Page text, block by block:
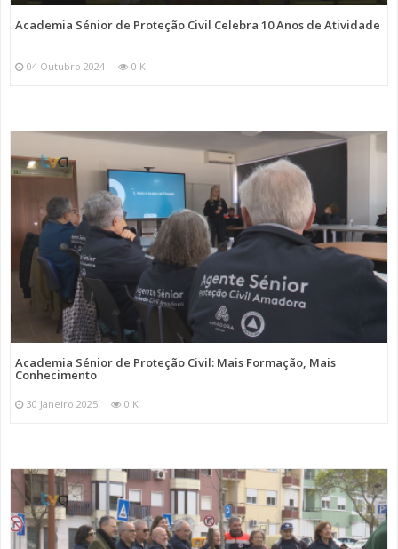
Academia Sénior de Proteção Civil Celebra 10 Anos de Atividade
04 Outubro 2024 0 K
Academia Sénior de Proteção Civil: Mais Formação, Mais
Conhecimento
30 Janeiro 2025 0 K